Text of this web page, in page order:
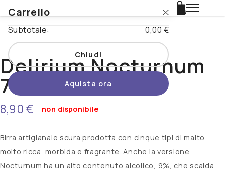
Login
Catalogo
Stili
Nazioni
Novità
Beertopia
Carrello
Subtotale: 0,00 €
Chiudi
Aquista ora
Delirium Nocturnum
75cl
8,90 € non disponibile
Birra artigianale scura prodotta con cinque tipi di malto
molto ricca, morbida e fragrante. Anche la versione
Nocturnum ha un alto contenuto alcolico, 9%, che scalda